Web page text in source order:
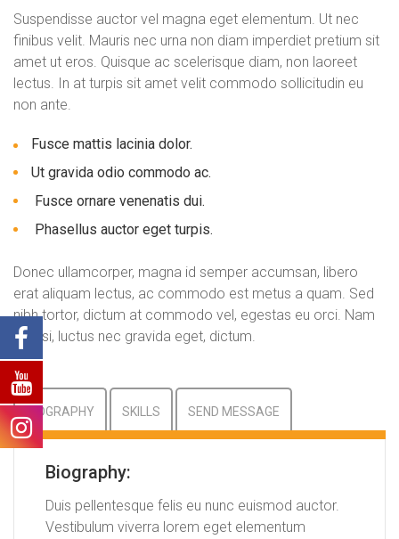
Suspendisse auctor vel magna eget elementum. Ut nec
finibus velit. Mauris nec urna non diam imperdiet pretium sit
amet ut eros. Quisque ac scelerisque diam, non laoreet
lectus. In at turpis sit amet velit commodo sollicitudin eu
non ante.
Fusce mattis lacinia dolor.
Ut gravida odio commodo ac.
Fusce ornare venenatis dui.
Phasellus auctor eget turpis.
Donec ullamcorper, magna id semper accumsan, libero
erat aliquam lectus, ac commodo est metus a quam. Sed
nibh tortor, dictum at commodo vel, egestas eu orci. Nam
mi nisi, luctus nec gravida eget, dictum.
BIOGRAPHY SKILLS SEND MESSAGE
Biography:
Duis pellentesque felis eu nunc euismod auctor.
Vestibulum viverra lorem eget elementum